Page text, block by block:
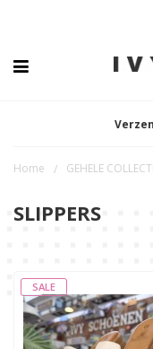
Home / GEHELE
SLIPPERS
SALE